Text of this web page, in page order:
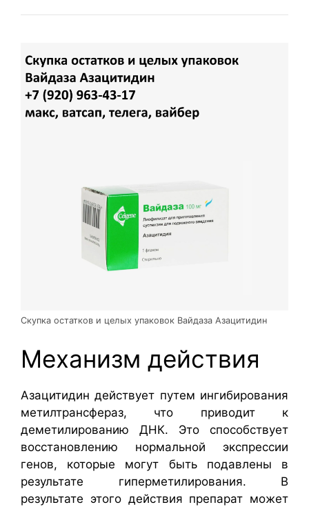
Скупка остатков и целых упаковок Вайдаза Азацитидин
Механизм действия
Азацитидин действует путем ингибирования
метилтрансфераз, что приводит к
деметилированию ДНК. Это способствует
восстановлению нормальной экспрессии
генов, которые могут быть подавлены в
результате гиперметилирования. В
результате этого действия препарат может